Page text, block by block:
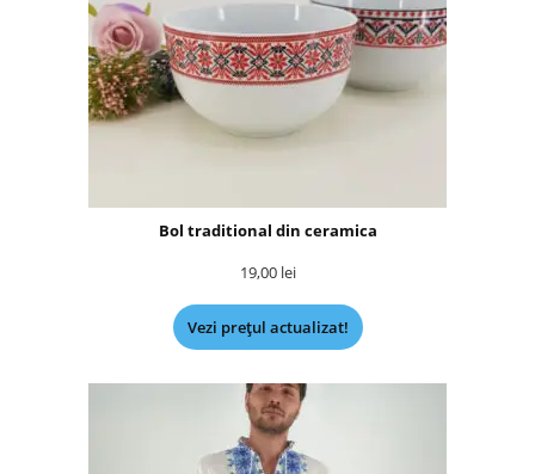
Bol traditional din ceramica
19,00 lei
Vezi prețul actualizat!